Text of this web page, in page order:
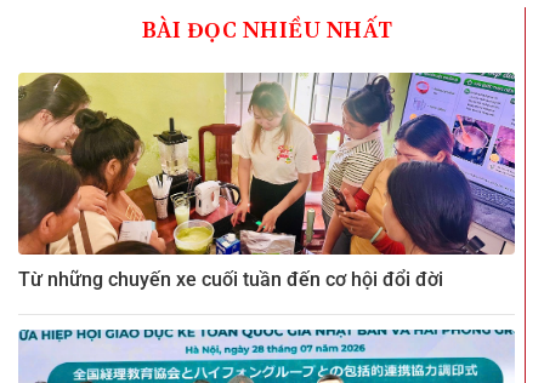
BÀI ĐỌC NHIỀU NHẤT
Từ những chuyến xe cuối tuần đến cơ hội đổi đời